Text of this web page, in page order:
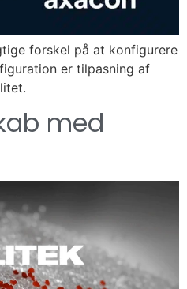
forskel på at konfigurere
er tilpasning af
med